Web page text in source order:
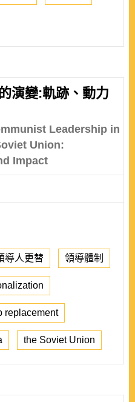
演變:軌跡、動力
Leadership in
Union:
Impact
導人更替 領導體制
replacement
the Soviet Union